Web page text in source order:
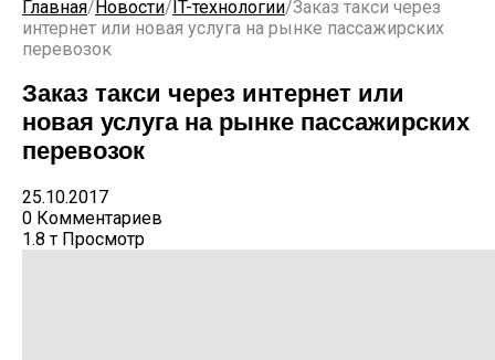
Главная/Новости/IT-технологии/Заказ такси через
интернет или новая услуга на рынке пассажирских
перевозок
Заказ такси через интернет или
новая услуга на рынке пассажирских
перевозок
25.10.2017
0 Комментариев
1.8 т Просмотр